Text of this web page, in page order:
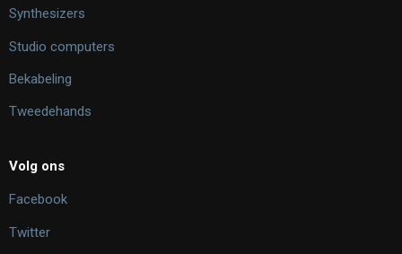
Synthesizers
Studio computers
Bekabeling
Tweedehands
Volg ons
Facebook
Twitter